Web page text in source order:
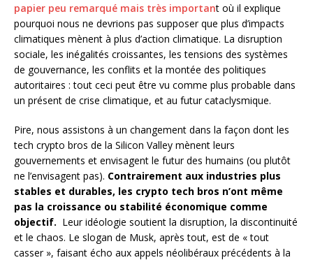
papier peu remarqué mais très important où il explique
pourquoi nous ne devrions pas supposer que plus d’impacts
climatiques mènent à plus d’action climatique. La disruption
sociale, les inégalités croissantes, les tensions des systèmes
de gouvernance, les conflits et la montée des politiques
autoritaires : tout ceci peut être vu comme plus probable dans
un présent de crise climatique, et au futur cataclysmique.
Pire, nous assistons à un changement dans la façon dont les
tech crypto bros de la Silicon Valley mènent leurs
gouvernements et envisagent le futur des humains (ou plutôt
ne l’envisagent pas). Contrairement aux industries plus
stables et durables, les crypto tech bros n’ont même
pas la croissance ou stabilité économique comme
objectif. Leur idéologie soutient la disruption, la discontinuité
et le chaos. Le slogan de Musk, après tout, est de « tout
casser », faisant écho aux appels néolibéraux précédents à la